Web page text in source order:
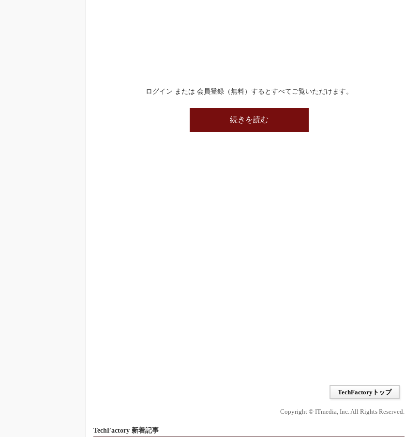
ログイン または 会員登録（無料）するとすべてご覧いただけます。
続きを読む
TechFactoryトップ
Copyright © ITmedia, Inc. All Rights Reserved.
TechFactory 新着記事